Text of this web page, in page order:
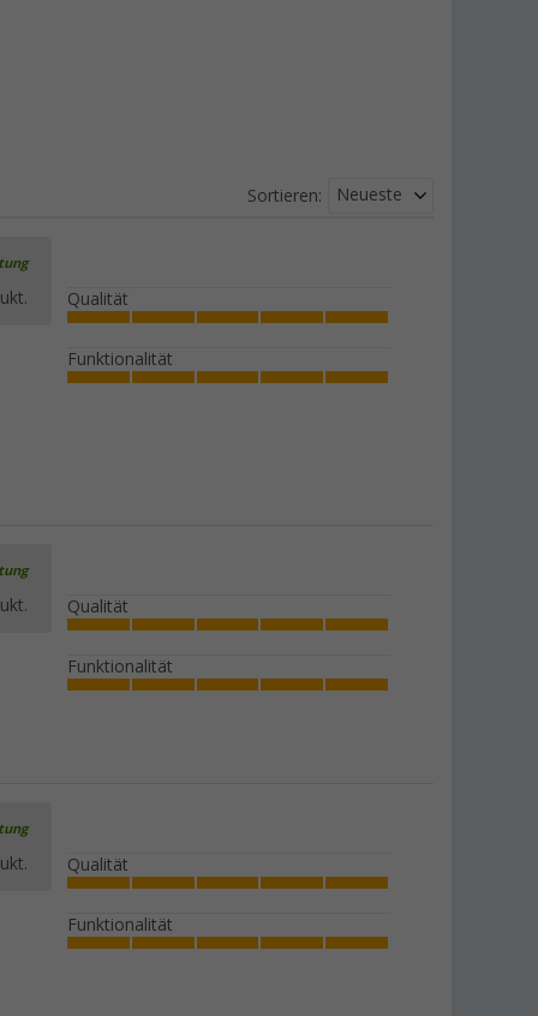
Sortieren: Neueste
Qualität
Funktionalität
Qualität
Funktionalität
Qualität
Funktionalität